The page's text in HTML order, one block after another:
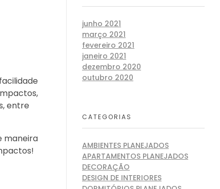
entre
maneira
junho 2021
março 2021
fevereiro 2021
janeiro 2021
dezembro 2020
outubro 2020
CATEGORIAS
AMBIENTES PLANEJADOS
APARTAMENTOS PLANEJADOS
DECORAÇÃO
DESIGN DE INTERIORES